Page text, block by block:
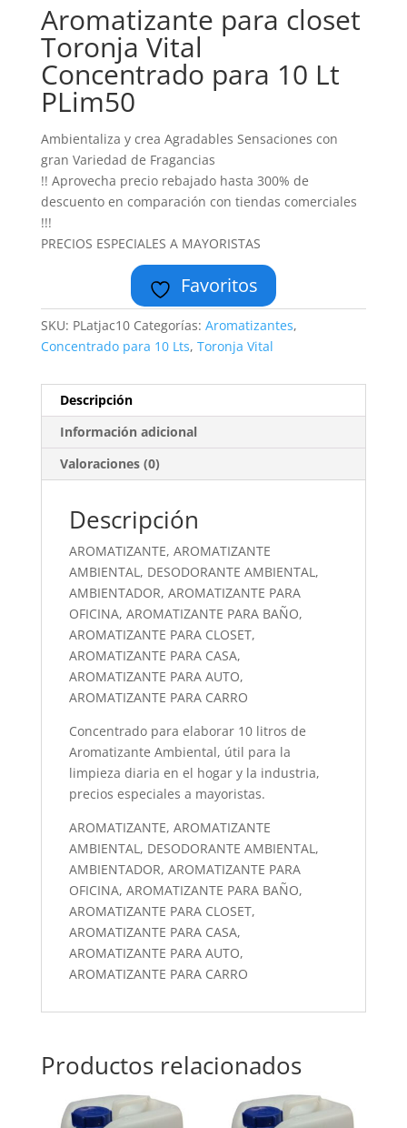
Aromatizante para closet
Toronja Vital
Concentrado para 10 Lt
PLim50
Ambientaliza y crea Agradables Sensaciones con
gran Variedad de Fragancias
!! Aprovecha precio rebajado hasta 300% de
descuento en comparación con tiendas comerciales
!!!
PRECIOS ESPECIALES A MAYORISTAS
Favoritos
SKU: PLatjac10 Categorías: Aromatizantes,
Concentrado para 10 Lts, Toronja Vital
Descripción
Información adicional
Valoraciones (0)
Descripción
AROMATIZANTE, AROMATIZANTE
AMBIENTAL, DESODORANTE AMBIENTAL,
AMBIENTADOR, AROMATIZANTE PARA
OFICINA, AROMATIZANTE PARA BAÑO,
AROMATIZANTE PARA CLOSET,
AROMATIZANTE PARA CASA,
AROMATIZANTE PARA AUTO,
AROMATIZANTE PARA CARRO
Concentrado para elaborar 10 litros de
Aromatizante Ambiental, útil para la
limpieza diaria en el hogar y la industria,
precios especiales a mayoristas.
AROMATIZANTE, AROMATIZANTE
AMBIENTAL, DESODORANTE AMBIENTAL,
AMBIENTADOR, AROMATIZANTE PARA
OFICINA, AROMATIZANTE PARA BAÑO,
AROMATIZANTE PARA CLOSET,
AROMATIZANTE PARA CASA,
AROMATIZANTE PARA AUTO,
AROMATIZANTE PARA CARRO
Productos relacionados